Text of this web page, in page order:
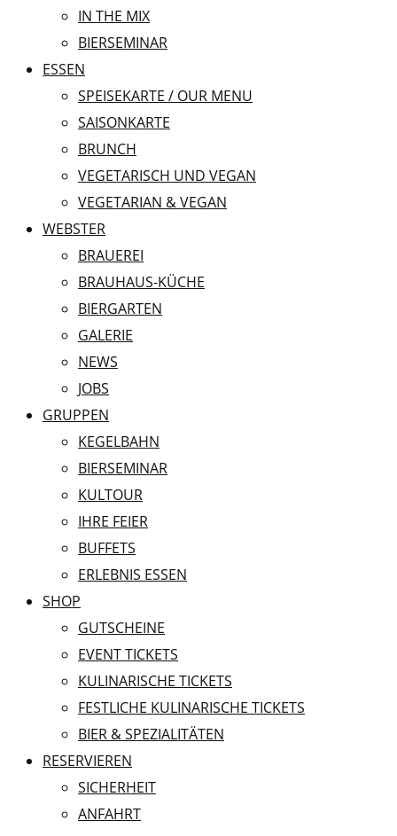
IN THE MIX
BIERSEMINAR
ESSEN
SPEISEKARTE / OUR MENU
SAISONKARTE
BRUNCH
VEGETARISCH UND VEGAN
VEGETARIAN & VEGAN
WEBSTER
BRAUEREI
BRAUHAUS-KÜCHE
BIERGARTEN
GALERIE
NEWS
JOBS
GRUPPEN
KEGELBAHN
BIERSEMINAR
KULTOUR
IHRE FEIER
BUFFETS
ERLEBNIS ESSEN
SHOP
GUTSCHEINE
EVENT TICKETS
KULINARISCHE TICKETS
FESTLICHE KULINARISCHE TICKETS
BIER & SPEZIALITÄTEN
RESERVIEREN
SICHERHEIT
ANFAHRT